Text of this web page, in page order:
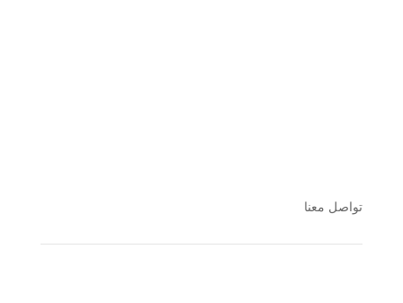
تواصل معنا